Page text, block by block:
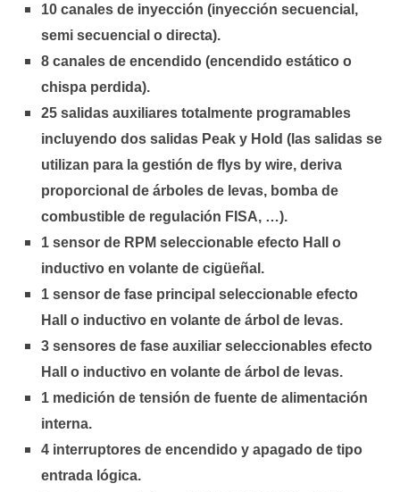
10 canales de inyección (inyección secuencial,
semi secuencial o directa).
8 canales de encendido (encendido estático o
chispa perdida).
25 salidas auxiliares totalmente programables
incluyendo dos salidas Peak y Hold (las salidas se
utilizan para la gestión de flys by wire, deriva
proporcional de árboles de levas, bomba de
combustible de regulación FISA, …).
1 sensor de RPM seleccionable efecto Hall o
inductivo en volante de cigüeñal.
1 sensor de fase principal seleccionable efecto
Hall o inductivo en volante de árbol de levas.
3 sensores de fase auxiliar seleccionables efecto
Hall o inductivo en volante de árbol de levas.
1 medición de tensión de fuente de alimentación
interna.
4 interruptores de encendido y apagado de tipo
entrada lógica.